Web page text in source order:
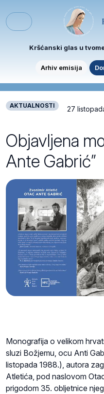
Menu
Kršćanski glas u
Arhiv emisija
AKTUALNOSTI 27
Objavljena
Ante Gabrić”
Monografija o velikom
sluzi Božjemu, ocu Anti
listopada 1988.), autora
Atletića, pod naslovom
prigodom 35. obljetnice